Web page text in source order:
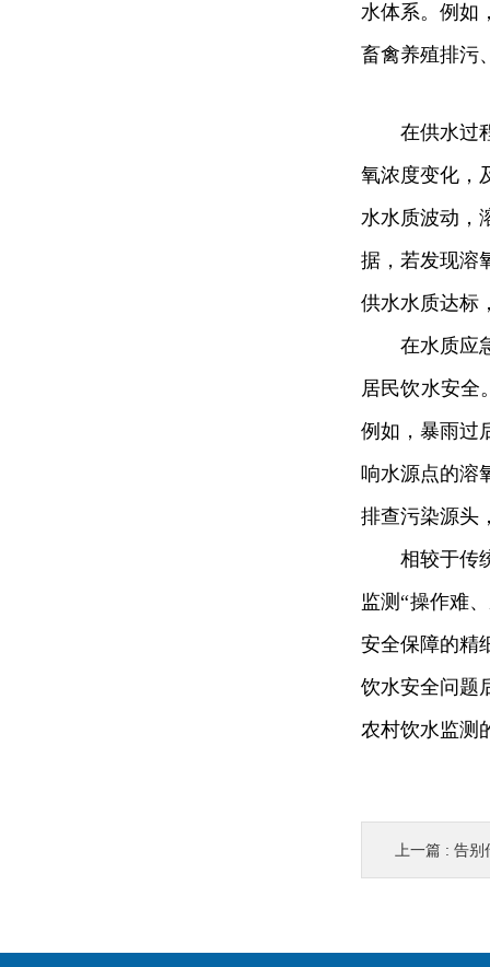
水体系。例如
畜禽养殖排污
在供水过
氧浓度变化，
水水质波动，
据，若发现溶
供水水质达标
在水质应
居民饮水安全
例如，暴雨过
响水源点的溶
排查污染源头
相较于传
监测“操作难
安全保障的精
饮水安全问题
农村饮水监测
上一篇 : 告别传统